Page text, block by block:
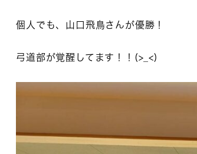
個人でも、山口飛鳥さんが優勝！
弓道部が覚醒してます！！(>_<)